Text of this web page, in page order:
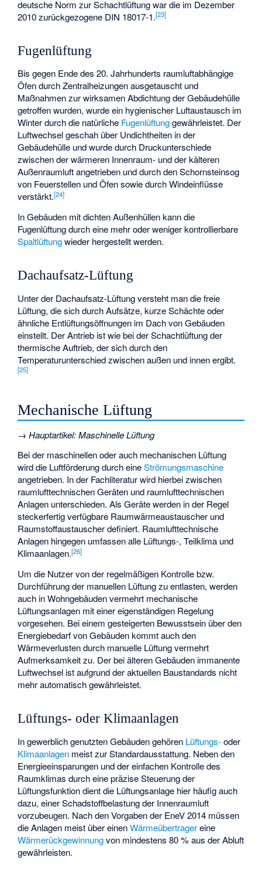
deutsche Norm zur Schachtlüftung war die im Dezember
2010 zurückgezogene DIN 18017-1.[23]
Fugenlüftung
Bis gegen Ende des 20. Jahrhunderts raumluftabhängige
Öfen durch Zentralheizungen ausgetauscht und
Maßnahmen zur wirksamen Abdichtung der Gebäudehülle
getroffen wurden, wurde ein hygienischer Luftaustausch im
Winter durch die natürliche Fugenlüftunggewährleistet. Der
Luftwechsel geschah über Undichtheiten in der
Gebäudehülle und wurde durch Druckunterschiede
zwischen der wärmeren Innenraum- und der kälteren
Außenraumluft angetrieben und durch den Schornsteinsog
von Feuerstellen und Öfen sowie durch Windeinflüsse
verstärkt.[24]
In Gebäuden mit dichten Außenhüllen kann die
Fugenlüftung durch eine mehr oder weniger kontrollierbare
Spaltlüftungwieder hergestellt werden.
Dachaufsatz-Lüftung
Unter der Dachaufsatz-Lüftung versteht man die freie
Lüftung, die sich durch Aufsätze, kurze Schächte oder
ähnliche Entlüftungsöffnungen im Dach von Gebäuden
einstellt. Der Antrieb ist wie bei der Schachtlüftung der
thermische Auftrieb, der sich durch den
Temperaturunterschied zwischen außen und innen ergibt.
[25]
Mechanische Lüftung
→Hauptartikel:Maschinelle Lüftung
Bei der maschinellen oder auch mechanischen Lüftung
wird die Luftförderung durch eineStrömungsmaschine
angetrieben. In der Fachliteratur wird hierbei zwischen
raumlufttechnischen Geräten und raumlufttechnischen
Anlagen unterschieden. Als Geräte werden in der Regel
steckerfertig verfügbare Raumwärmeaustauscher und
Raumstoffaustauscher definiert. Raumlufttechnische
Anlagen hingegen umfassen alle Lüftungs-, Teilklima und
Klimaanlagen.[26]
Um die Nutzer von der regelmäßigen Kontrolle bzw.
Durchführung der manuellen Lüftung zu entlasten, werden
auch in Wohngebäuden vermehrt mechanische
Lüftungsanlagen mit einer eigenständigen Regelung
vorgesehen. Bei einem gesteigerten Bewusstsein über den
Energiebedarf von Gebäuden kommt auch den
Wärmeverlusten durch manuelle Lüftung vermehrt
Aufmerksamkeit zu. Der bei älteren Gebäuden immanente
Luftwechsel ist aufgrund der aktuellen Baustandards nicht
mehr automatisch gewährleistet.
Lüftungs- oder Klimaanlagen
In gewerblich genutzten Gebäuden gehören Lüftungs-oder
Klimaanlagen meist zur Standardausstattung. Neben den
Energieeinsparungen und der einfachen Kontrolle des
Raumklimas durch eine präzise Steuerung der
Lüftungsfunktion dient die Lüftungsanlage hier häufig auch
dazu, einer Schadstoffbelastung der Innenraumluft
vorzubeugen. Nach den Vorgaben der EneV 2014 müssen
die Anlagen meist über einenWärmeübertragereine
Wärmerückgewinnungvon mindestens 80 % aus der Abluft
gewährleisten.